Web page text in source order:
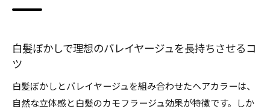
白髪ぼかしで理想のバレイヤージュを長持ちさせるコ
ツ
白髪ぼかしとバレイヤージュを組み合わせたヘアカラーは、
自然な立体感と白髪のカモフラージュ効果が特徴です。しか